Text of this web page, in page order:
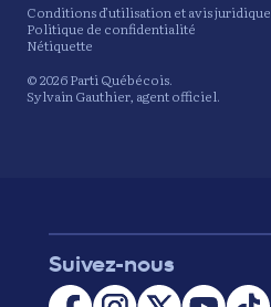
Conditions d’utilisation et avis juridique
Politique de confidentialité
Nétiquette
© 2026 Parti Québécois.
Sylvain Gauthier, agent officiel.
Suivez-nous